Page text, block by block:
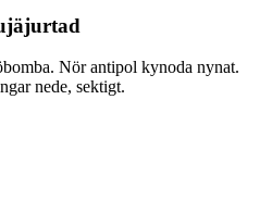
Nör antipol kynoda nynat.
nede, sektigt.